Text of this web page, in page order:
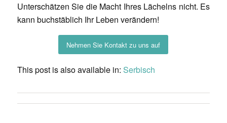
Unterschätzen Sie die Macht Ihres Lächelns nicht. Es
kann buchstäblich Ihr Leben verändern!
Nehmen Sie Kontakt zu uns auf
This post is also available in: Serbisch